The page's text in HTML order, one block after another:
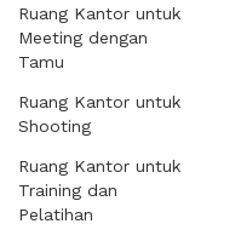
Ruang Kantor untuk
Meeting dengan
Tamu
Ruang Kantor untuk
Shooting
Ruang Kantor untuk
Training dan
Pelatihan